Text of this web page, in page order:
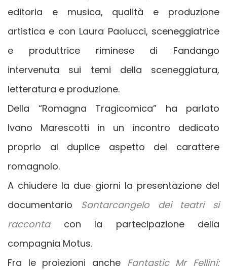
editoria e musica, qualità e produzione
artistica e con Laura Paolucci, sceneggiatrice
e produttrice riminese di Fandango
intervenuta sui temi della sceneggiatura,
letteratura e produzione.
Della “Romagna Tragicomica” ha parlato
Ivano Marescotti in un incontro dedicato
proprio al duplice aspetto del carattere
romagnolo.
A chiudere la due giorni la presentazione del
documentario Santarcangelo dei teatri si
raccontacon la partecipazione della
compagnia Motus.
Fra le proiezioni anche Fantastic Mr Fellini: